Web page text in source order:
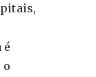
é
o